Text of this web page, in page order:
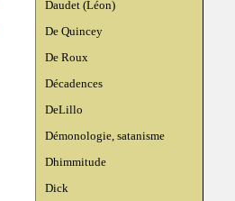
Daudet (Léon)
De Quincey
De Roux
Décadences
DeLillo
Démonologie, satanisme
Dhimmitude
Dick